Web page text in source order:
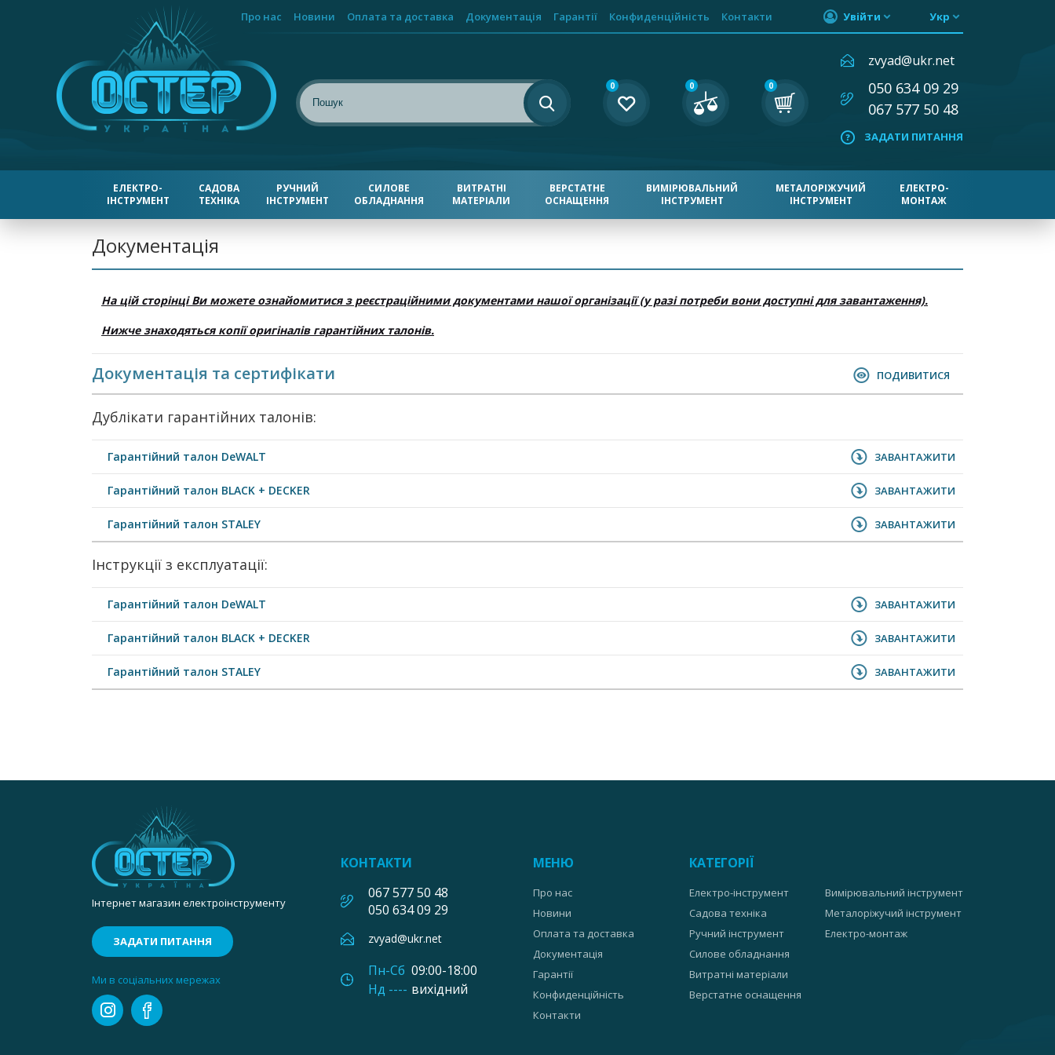
Про нас Новини Оплата та доставка Документація Гарантії Конфиденційність Контакти Увійти Укр
0 0 0
zvyad@ukr.net
050 634 09 29
067 577 50 48
ЗАДАТИ ПИТАННЯ
ЕЛЕКТРО-
ІНСТРУМЕНТ
САДОВА
ТЕХНІКА
РУЧНИЙ
ІНСТРУМЕНТ
СИЛОВЕ
ОБЛАДНАННЯ
ВИТРАТНІ
МАТЕРІАЛИ
ВЕРСТАТНЕ
ОСНАЩЕННЯ
ВИМІРЮВАЛЬНИЙ
ІНСТРУМЕНТ
МЕТАЛОРІЖУЧИЙ
ІНСТРУМЕНТ
ЕЛЕКТРО-
МОНТАЖ
Документація
На цій сторінці Ви можете ознайомитися з реєстраційними документами нашої організації (у разі потреби вони доступні для завантаження).
Нижче знаходяться копії оригіналів гарантійних талонів.
Документація та сертифікати ПОДИВИТИСЯ
Дублікати гарантійних талонів:
Гарантійний талон DeWALT ЗАВАНТАЖИТИ
Гарантійний талон BLACK + DECKER ЗАВАНТАЖИТИ
Гарантійний талон STALEY ЗАВАНТАЖИТИ
Інструкції з експлуатації:
Гарантійний талон DeWALT ЗАВАНТАЖИТИ
Гарантійний талон BLACK + DECKER ЗАВАНТАЖИТИ
Гарантійний талон STALEY ЗАВАНТАЖИТИ
Інтернет магазин електроінструменту
ЗАДАТИ ПИТАННЯ
Ми в соціальних мережах
КОНТАКТИ
067 577 50 48
050 634 09 29
zvyad@ukr.net
Пн-Сб 09:00-18:00
Нд ---- вихідний
МЕНЮ
Про нас
Новини
Оплата та доставка
Документація
Гарантії
Конфиденційність
Контакти
КАТЕГОРІЇ
Електро-інструмент
Садова техніка
Ручний інструмент
Силове обладнання
Витратні матеріали
Верстатне оснащення
Вимірювальний інструмент
Металоріжучий інструмент
Електро-монтаж